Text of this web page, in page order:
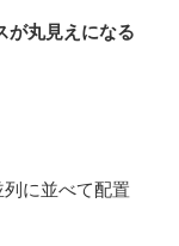
が丸見えになる
に並べて配置